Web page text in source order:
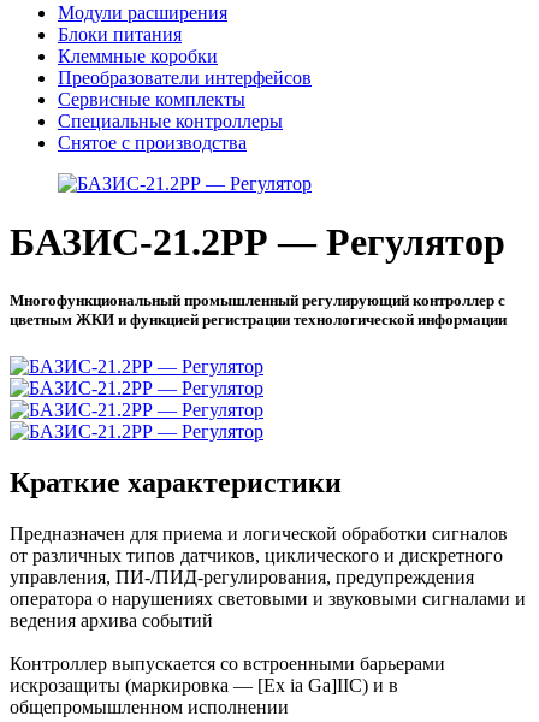
Модули расширения
Блоки питания
Клеммные коробки
Преобразователи интерфейсов
Сервисные комплекты
Специальные контроллеры
Снятое с производства
БАЗИС-21.2РР — Регулятор
Многофункциональный промышленный регулирующий контроллер с
цветным ЖКИ и функцией регистрации технологической информации
Краткие характеристики
Предназначен для приема и логической обработки сигналов
от различных типов датчиков, циклического и дискретного
управления, ПИ-/ПИД-регулирования, предупреждения
оператора о нарушениях световыми и звуковыми сигналами и
ведения архива событий
Контроллер выпускается со встроенными барьерами
искрозащиты (маркировка — [Ex ia Ga]IIC) и в
общепромышленном исполнении